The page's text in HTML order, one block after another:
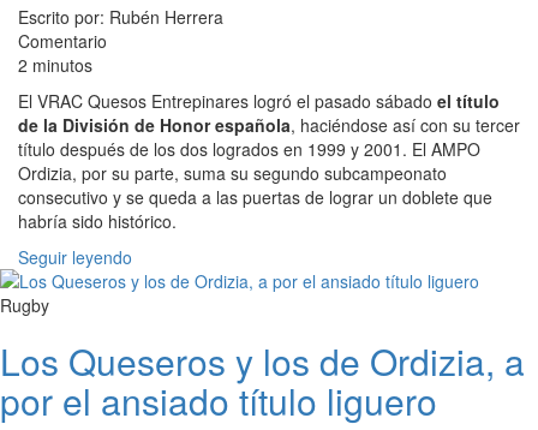
Escrito por: Rubén Herrera
Comentario
2 minutos
El VRAC Quesos Entrepinares logró el pasado sábado el título
de la División de Honor española, haciéndose así con su tercer
título después de los dos logrados en 1999 y 2001. El AMPO
Ordizia, por su parte, suma su segundo subcampeonato
consecutivo y se queda a las puertas de lograr un doblete que
habría sido histórico.
Seguir leyendo
Rugby
Los Queseros y los de Ordizia, a
por el ansiado título liguero